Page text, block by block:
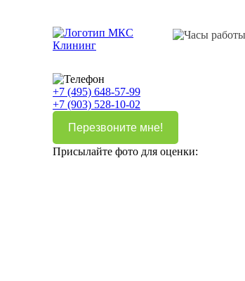
+7 (495) 648-57-99
+7 (903) 528-10-02
Перезвоните мне!
Присылайте фото для оценки: